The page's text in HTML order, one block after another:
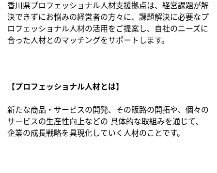
香川県プロフェッショナル人材支援拠点は、経営課題が解
決できずにお悩みの経営者の方々に、課題解決に必要なプ
ロフェッショナル人材の活用をご提案し、自社のニーズに
合った人材とのマッチングをサポートします。
【プロフェッショナル人材とは】
新たな商品・サービスの開発、その販路の開拓や、個々の
サービスの生産性向上などの 具体的な取組みを通じて、
企業の成長戦略を具現化していく人材のことです。